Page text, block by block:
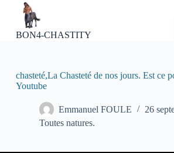
u
BON4-CHASTITY
chasteté,La Chasteté de nos jours. Est ce
Youtube
Emmanuel FOULE
26
Toutes natures.